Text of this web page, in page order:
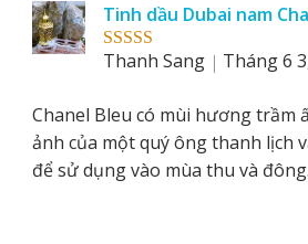
Rated5out
Tinh dầu Dubai nam
Thanh Sang
Tháng 6
Chanel Bleu có mùi hương trầm
ảnh của một quý ông thanh lịch
để sử dụng vào mùa thu và đông.